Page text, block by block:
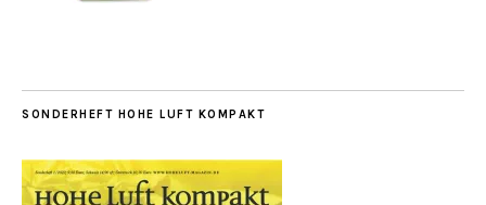
SONDERHEFT HOHE LUFT KOMPAKT